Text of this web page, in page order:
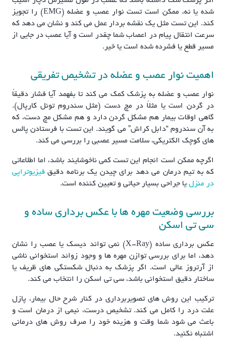
شده یا نه، ممکن است تست نوار عصب و عضله (EMG) را تجویز
کند. این تست مثل یک نقشه بردار عمل می کند و نشان می دهد که
سرعت انتقال پیام در اعصاب شما چقدر است و آیا عصب در جایی از
مسیر قطع یا فشرده شده است یا خیر.
اهمیت نوار عصب و عضله در تشخیص تفریقی
نوار عصب و عضله به پزشک کمک می کند تا بفهمد آیا فشار دقیقاً
در گردن است یا مثلاً در مچ دست (مثل سندروم تونل کارپال).
گاهی اوقات بیمار هم مشکل گردن دارد و هم مشکل مچ دست، که
به آن سندروم “دابل کراش” می گویند. این تست با فرستادن پالس
های کوچک الکتریکی، سلامت مسیر عصبی را بررسی می کند.
اگرچه ممکن است انجام این تست کمی ناخوشایند باشد، اما اطلاعاتی
که به تیم درمان می دهد برای چیدن یک برنامه دقیق فیزیوتراپی
در منزل یا جراحی بسیار حیاتی و تعیین کننده است.
بررسی وضعیت مهره ها با عکس برداری ساده و
سی تی اسکن
عکس برداری ساده (X-Ray) نمی تواند دیسک یا عصب را نشان
دهد، اما برای بررسی توازن مهره ها و وجود زوائد استخوانی ناشی
از آرتروز عالی است. اگر پزشک به دنبال شکستگی های ظریف یا
ساختار دقیق استخوانی باشد، سی تی اسکن را انتخاب می کند.
ترکیب این روش های تصویربرداری در کنار شرح حال بیمار، پازل
علت درد را کامل می کند. تشخیص درست، نیمی از درمان است و
باعث می شود شما وقت و هزینه خود را صرف روش های درمانی
اشتباه نکنید.